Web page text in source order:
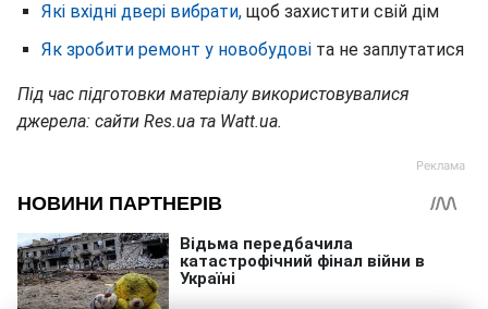
Які вхідні двері вибрати, щоб захистити свій дім
Як зробити ремонт у новобудові та не заплутатися
Під час підготовки матеріалу використовувалися
джерела: сайти Res.ua та Watt.ua.